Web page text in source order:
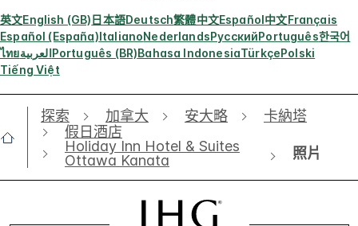
英文English (GB)日本語Deutsch繁體中文Español中文Français
Español (España)ItalianoNederlandsРусскийPortuguês한국어
ไทยالعربيةPortuguês (BR)Bahasa IndonesiaTürkçePolski
Tiếng Việt
探索 加拿大 安大略
卡納塔
假日酒店
Holiday Inn Hotel & Suites
Ottawa Kanata
照片